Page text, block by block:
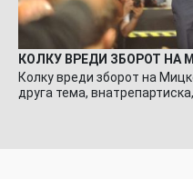
КОЛКУ ВРЕДИ ЗБОРОТ НА
Колку вреди зборот на
друга тема,